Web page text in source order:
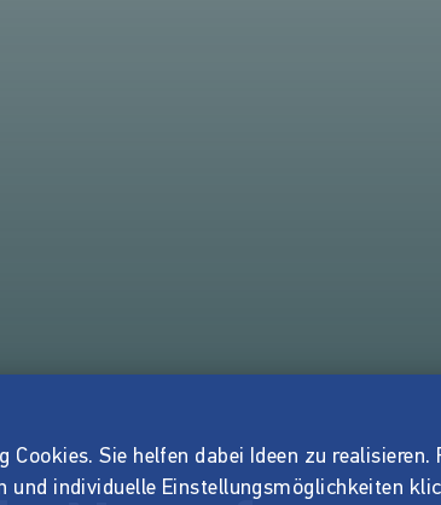
Cookies. Sie helfen dabei Ideen zu
und individuelle Einstellungsmöglichkeiten